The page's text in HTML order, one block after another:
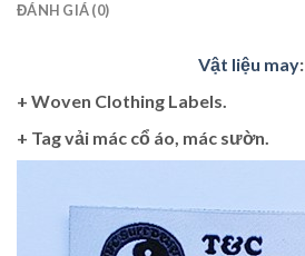
ĐÁNH GIÁ (0)
Vật liệu may:
+ Woven Clothing Labels.
+ Tag vải mác cổ áo, mác sườn.